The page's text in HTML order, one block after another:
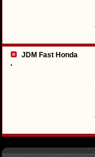
JDM Fast Honda